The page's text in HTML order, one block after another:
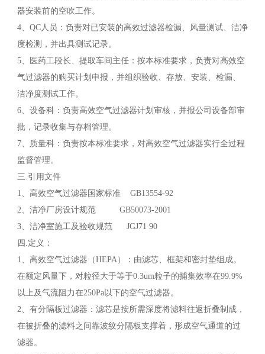
器安装前的空吹工作。
4、QC人员：负责对已安装的高效过滤器检漏、风量测试、洁净
度检测，并出具测试记录。
5、医药工段长、提取车间主任：按本标准要求，负责对高效空
气过滤器的购买计划申报，并组织验收、存放、安装、检漏、
洁净度测试工作。
6、设备科：负责高效空气过滤器计划审核，并报公司设备部审
批，记录收集与存档管理。
7、质量科：负责按本标准要求，对高效空气过滤器实行全过程
监督管理。
三.引用文件
1、高效空气过滤器国家标准 GB13554-92
2、洁净厂房设计规范 GB50073-2001
3、洁净室施工及验收规范 JGJ71 90
四.定义：
1、高效空气过滤器（HEPA）：由滤芯、框架和密封垫组成。
在额定风量下，对粒径大于等于0.3um粒子的捕集效率在99.9%
以上及气流阻力在250Pa以下的空气过滤器。
2、有分隔板过滤器：滤芯是按所需深度将滤料往返折叠制成，
在被折叠的滤料之间靠波纹分隔板支撑着，形成空气通道的过
滤器。